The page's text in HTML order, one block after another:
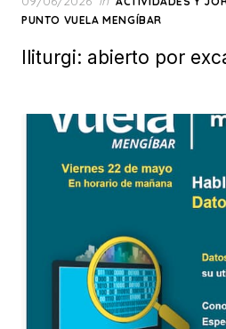
on
PUNTO VUELA MENGÍBAR
Iliturgi: abierto por